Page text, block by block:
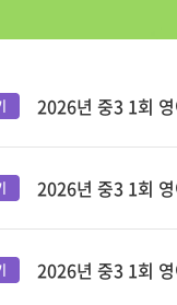
2026년 중3 1회
2026년 중3 1회
2026년 중3 1회